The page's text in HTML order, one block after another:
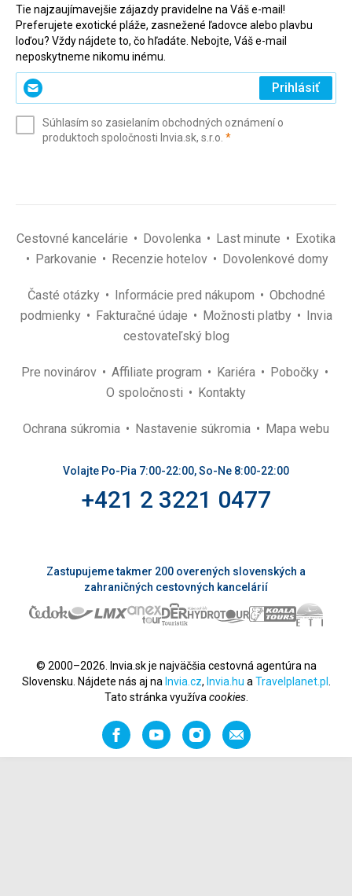
Tie najzaujímavejšie zájazdy pravidelne na Váš e-mail!
Preferujete exotické pláže, zasnežené ľadovce alebo plavbu
loďou? Vždy nájdete to, čo hľadáte. Nebojte, Váš e-mail
neposkytneme nikomu inému.
Zadajte
svoj
(povinné)
Prihlásiť
Súhlasím so zasielaním obchodných oznámení o
produktoch spoločnosti Invia.sk, s.r.o. *(povinné)
Cestovné kancelárie Dovolenka Last minute
Exotika
Parkovanie
Recenzie hotelov Dovolenkové domy
Časté otázky Informácie pred nákupom
Obchodné
podmienky
Fakturačné údaje Možnosti platby
Invia
cestovateľský blog
Pre novinárov Affiliate program Kariéra
Pobočky
O spoločnosti
Kontakty
Ochrana súkromia Nastavenie súkromia Mapa webu
Volajte Po-Pia 7:00-22:00, So-Ne 8:00-22:00
+421 2 3221 0477
Zastupujeme takmer 200 overených slovenských a
zahraničných cestovných kancelárií
© 2000–2026. Invia.sk je najväčšia cestovná agentúra na
Slovensku. Nájdete nás aj na Invia.cz, Invia.hu a Travelplanet.pl
Tato stránka využíva cookies.
FacebookYouTubeInstagramOdporučiť